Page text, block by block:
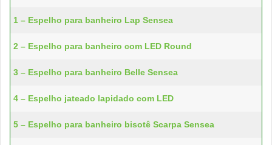
1 – Espelho para banheiro Lap Sensea
2 – Espelho para banheiro com LED Round
3 – Espelho para banheiro Belle Sensea
4 – Espelho jateado lapidado com LED
5 – Espelho para banheiro bisotê Scarpa Sensea